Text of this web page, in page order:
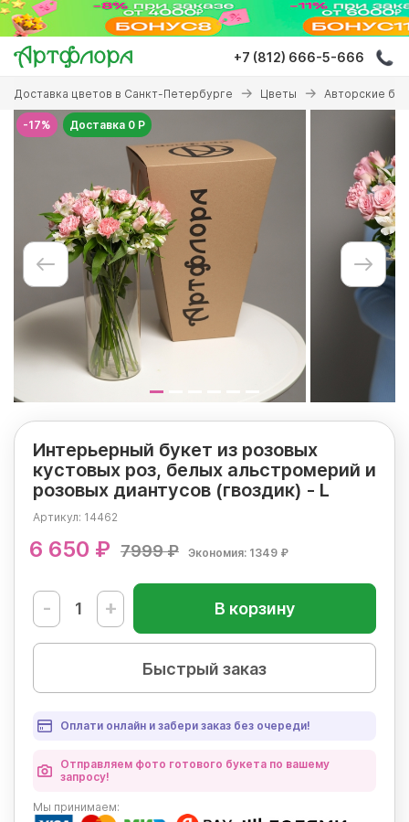
Перейти
основному
содержанию
+7 (812) 666-5-666
Вы
здесь
Доставка цветов в Санкт-Петербурге Цветы Авторские
-17% Доставка 0 Р
Интерьерный букет из розовых
кустовых роз, белых альстромерий и
розовых диантусов (гвоздик) - L
Артикул: 14462
6 650 ₽ 7999 ₽ Экономия: 1349 ₽
- + В корзину
Быстрый заказ
Оплати онлайн и забери заказ без очереди!
Отправляем фото готового букета по вашему
запросу!
Мы принимаем: